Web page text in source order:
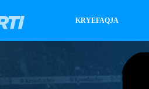
KRYEFAQJA